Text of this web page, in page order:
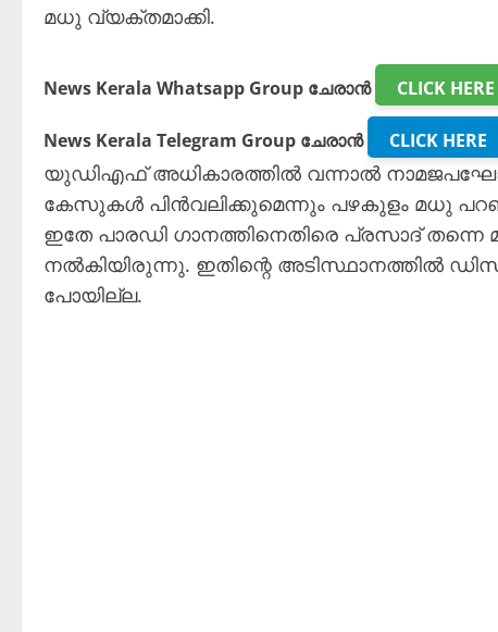
മധു വ്യക്തമാക്കി.
News Kerala Whatsapp Group ചേരാൻ CLICK HERE
News Kerala Telegram Group ചേരാൻ CLICK HERE
യുഡിഎഫ് അധികാരത്തിൽ വന്നാൽ
കേസുകൾ പിൻവലിക്കുമെന്നും പഴകുളം മധു
ഇതേ പാരഡി ഗാനത്തിനെതിരെ പ്രസാദ്
നൽകിയിരുന്നു. ഇതിന്റെ അടിസ്ഥാനത്തിൽ
പോയില്ല.